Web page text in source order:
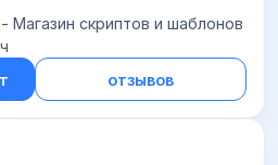
- Магазин скриптов и шаблонов
отзывов